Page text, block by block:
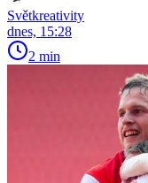
Světkreativity
dnes, 15:28
2 min